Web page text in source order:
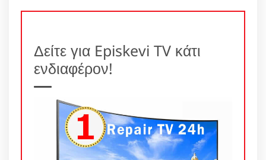
Δείτε για Episkevi TV κάτι
ενδιαφέρον!